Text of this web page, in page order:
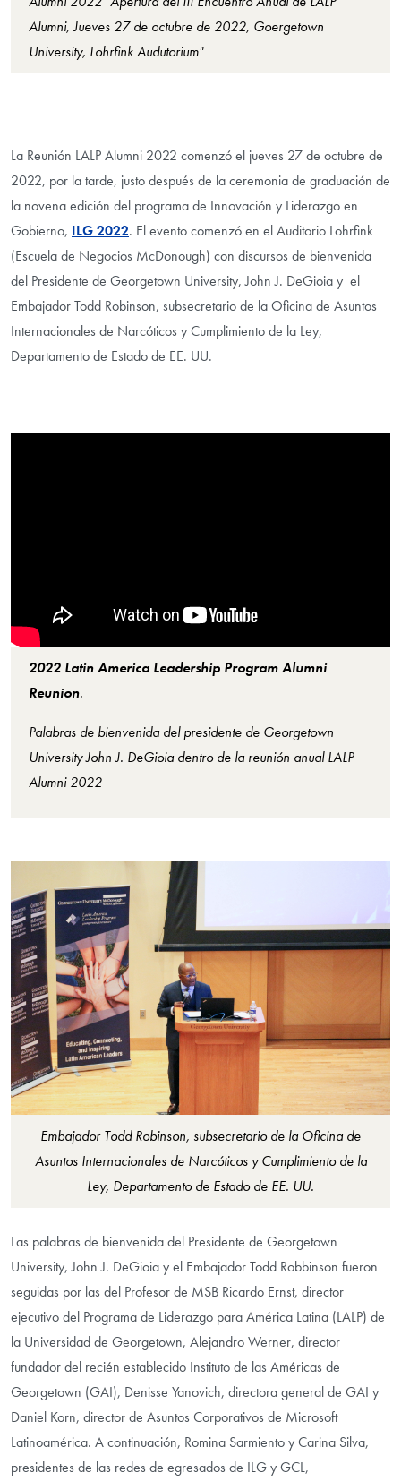
Alumni, Jueves 27 de octubre de 2022, Goergetown
University, Lohrfink Audutorium"
La Reunión LALP Alumni 2022 comenzó el jueves 27 de octubre de
2022, por la tarde, justo después de la ceremonia de graduación de
la novena edición del programa de Innovación y Liderazgo en
Gobierno, ILG 2022. El evento comenzó en el Auditorio Lohrfink
(Escuela de Negocios McDonough) con discursos de bienvenida
del Presidente de Georgetown University, John J. DeGioia y el
Embajador Todd Robinson, subsecretario de la Oficina de Asuntos
Internacionales de Narcóticos y Cumplimiento de la Ley,
Departamento de Estado de EE. UU.
2022 Latin America Leadership Program Alumni
Reunion.
Palabras de bienvenida del presidente de Georgetown
University John J. DeGioia dentro de la reunión anual LALP
Alumni 2022
Embajador Todd Robinson, subsecretario de la Oficina de
Asuntos Internacionales de Narcóticos y Cumplimiento de la
Ley, Departamento de Estado de EE. UU.
Las palabras de bienvenida del Presidente de Georgetown
University, John J. DeGioia y el Embajador Todd Robbinson fueron
seguidas por las del Profesor de MSB Ricardo Ernst, director
ejecutivo del Programa de Liderazgo para América Latina (LALP) de
la Universidad de Georgetown, Alejandro Werner, director
fundador del recién establecido Instituto de las Américas de
Georgetown (GAI), Denisse Yanovich, directora general de GAI y
Daniel Korn, director de Asuntos Corporativos de Microsoft
Latinoamérica. A continuación, Romina Sarmiento y Carina Silva,
presidentes de las redes de egresados de ILG y GCL,